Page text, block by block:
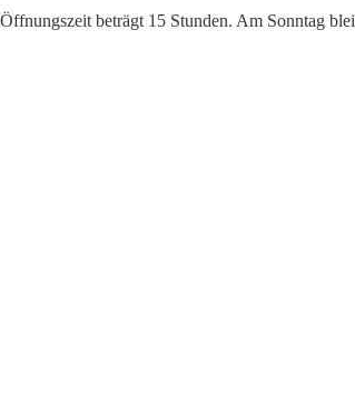
beträgt 15 Stunden. Am Sonntag